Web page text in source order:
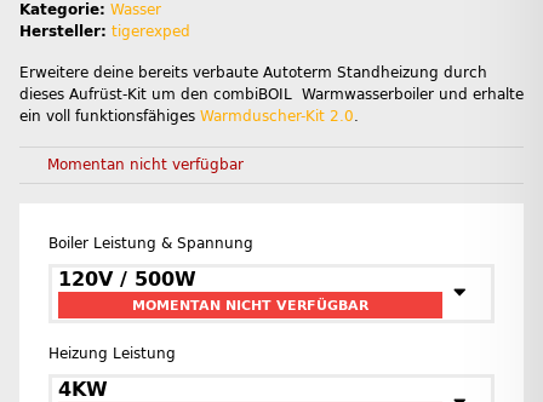
Kategorie: Wasser
Hersteller: tigerexped
Erweitere deine bereits verbaute Autoterm Standheizung durch
dieses Aufrüst-Kit um den combiBOIL Warmwasserboiler und erhalte
ein voll funktionsfähiges Warmduscher-Kit 2.0.
Momentan nicht verfügbar
Boiler Leistung & Spannung
120V / 500W
MOMENTAN NICHT VERFÜGBAR
Heizung Leistung
4KW